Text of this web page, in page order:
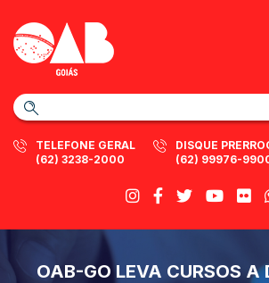
TELEFONE GERAL
(62) 3238-2000
DISQUE
(62) 99976-
OAB-GO LEVA CURSOS A